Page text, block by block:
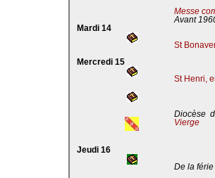
Messe
Avant
Mardi 14
St
Mercredi 15
St Henri,
Diocèse
Vierge
Jeudi 16
De la férie